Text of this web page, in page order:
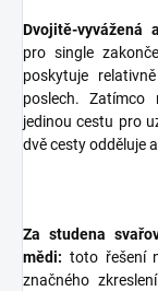
Dvojitě-vyvážená
pro single
poskytuje
poslech. Zatímco
jedinou cestu pro
dvě cesty odděluje
Za studena
mědi: toto řešení
značného